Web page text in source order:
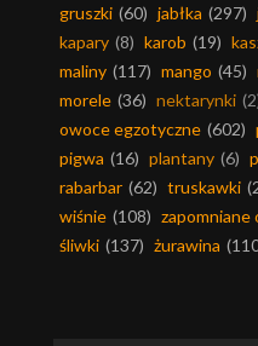
gruszki (60) jabłka (297)
kapary (8) karob (19)
maliny (117) mango (45)
morele (36) nektarynki
owoce egzotyczne (602)
pigwa (16) plantany (6)
rabarbar (62) truskawki
wiśnie (108) zapomniane
śliwki (137) żurawina